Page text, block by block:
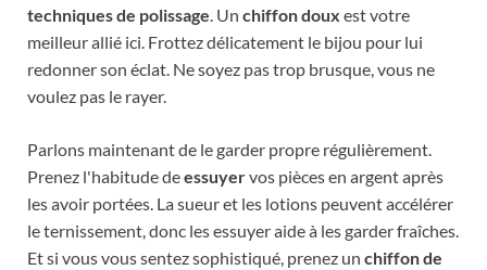
techniques de polissage. Un chiffon doux est votre
meilleur allié ici. Frottez délicatement le bijou pour lui
redonner son éclat. Ne soyez pas trop brusque, vous ne
voulez pas le rayer.
Parlons maintenant de le garder propre régulièrement.
Prenez l'habitude deessuyervos pièces en argent après
les avoir portées. La sueur et les lotions peuvent accélérer
le ternissement, donc les essuyer aide à les garder fraîches.
Et si vous vous sentez sophistiqué, prenez un chiffon de